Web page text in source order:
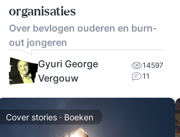
organisaties
Over bevlogen ouderen en burn-
out jongeren
Gyuri George
Vergouw
14597
11
Cover stories · Boeken